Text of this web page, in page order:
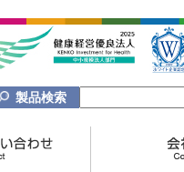
製品検索